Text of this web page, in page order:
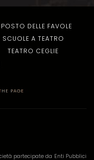
POSTO DELLE FAVOLE
SCUOLE A TEATRO
TEATRO CEGLIE
PAGE
partecipate da Enti Pubblici